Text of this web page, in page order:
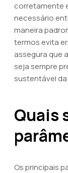
corretamente
necessário
maneira
termos evita
assegura que
seja sempre
sustentável
Quais
Os principais